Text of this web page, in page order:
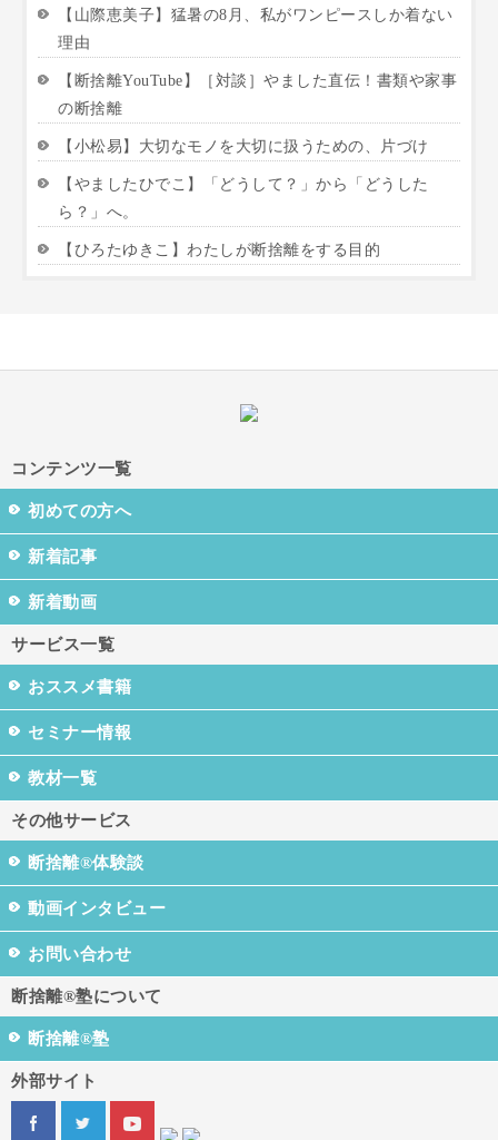
【山際恵美子】猛暑の8月、私がワンピースしか着ない
理由
【断捨離YouTube】［対談］やました直伝！書類や家事
の断捨離
【小松易】大切なモノを大切に扱うための、片づけ
【やましたひでこ】「どうして？」から「どうした
ら？」へ。
【ひろたゆきこ】わたしが断捨離をする目的
コンテンツ一覧
初めての方へ
新着記事
新着動画
サービス一覧
おススメ書籍
セミナー情報
教材一覧
その他サービス
断捨離®体験談
動画インタビュー
お問い合わせ
断捨離®塾について
断捨離®塾
外部サイト